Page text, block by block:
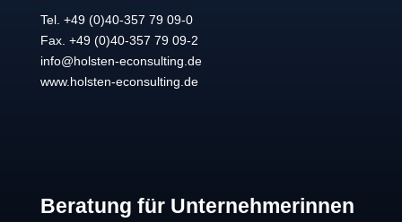
Tel. +49 (0)40-357 79 09-0
Fax. +49 (0)40-357 79 09-2
info@holsten-econsulting.de
www.holsten-econsulting.de
Beratung für Unternehmerinnen